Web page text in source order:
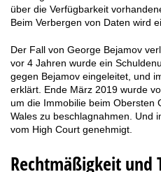
über die Verfügbarkeit
Beim Verbergen von Daten wird
Der Fall von George Bejamov
vor 4 Jahren wurde ein
gegen Bejamov eingeleitet, und
erklärt. Ende März 2019 wurde
um die Immobilie beim Obersten
Wales zu beschlagnahmen. Und
vom High Court genehmigt.
Rechtmäßigkeit und